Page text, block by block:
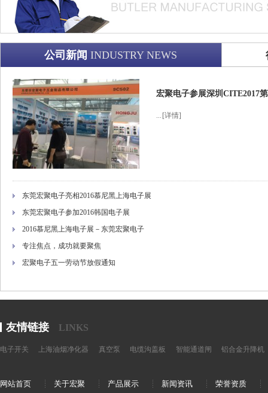
公司新闻 INDUSTRY NEWS
宏聚电子参展深圳CITE2017
... [详情]
东莞宏聚电子亮相2016慕尼黑上海电子展
东莞宏聚电子参加2016韩国电子展
2016慕尼黑上海电子展－东莞宏聚电子
专注焦点，成功就要聚焦
宏聚电子五一劳动节放假通知
友情链接 LINKS
电子开关 上海油烟净化器 真空泵 电缆沟盖板 智能通道闸 铝合金升降机
网站首页 关于宏聚 产品展示 新闻资讯 荣誉资质